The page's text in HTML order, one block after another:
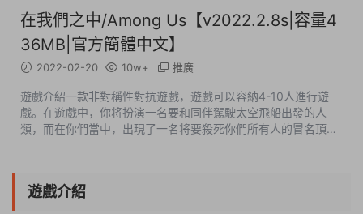
在我們之中/Among Us【v2022.2.8s|容量4
36MB|官方簡體中文】
2022-02-20 10w+ 推廣
遊戲介紹一款非對稱性對抗遊戲，遊戲可以容納4-10人進行遊
戲。在遊戲中，你将扮演一名要和同伴駕駛太空飛船出發的人
類，而在你們當中，出現了一名将要殺死你們所有人的冒名頂替
遊戲介紹